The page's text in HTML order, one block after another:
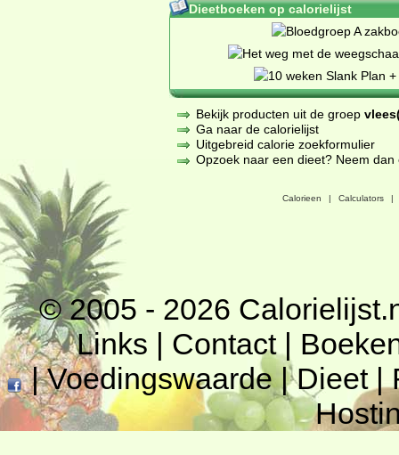
Dieetboeken op calorielijst
Bekijk producten uit de groep
Ga naar de calorielijst
Uitgebreid calorie zoekformulier
Opzoek naar een dieet? Neem
Calorieen | Calculators |
© 2005 - 2026
Links | Contact|
|Voedingswaarde|Dieet|